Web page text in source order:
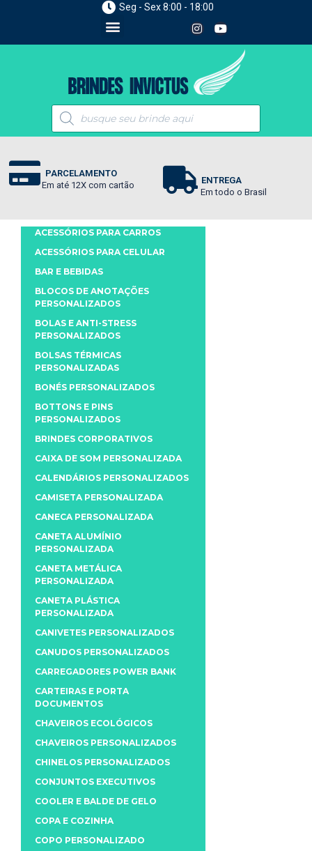
Seg - Sex 8:00 - 18:00
PARCELAMENTO
Em até 12X com cartão
ENTREGA
Em todo o Brasil
ACESSÓRIOS PARA CARROS
ACESSÓRIOS PARA CELULAR
BAR E BEBIDAS
BLOCOS DE ANOTAÇÕES
PERSONALIZADOS
BOLAS E ANTI-STRESS
PERSONALIZADOS
BOLSAS TÉRMICAS
PERSONALIZADAS
BONÉS PERSONALIZADOS
BOTTONS E PINS
PERSONALIZADOS
BRINDES CORPORATIVOS
CAIXA DE SOM PERSONALIZADA
CALENDÁRIOS PERSONALIZADOS
CAMISETA PERSONALIZADA
CANECA PERSONALIZADA
CANETA ALUMÍNIO
PERSONALIZADA
CANETA METÁLICA
PERSONALIZADA
CANETA PLÁSTICA
PERSONALIZADA
CANIVETES PERSONALIZADOS
CANUDOS PERSONALIZADOS
CARREGADORES POWER BANK
CARTEIRAS E PORTA
DOCUMENTOS
CHAVEIROS ECOLÓGICOS
CHAVEIROS PERSONALIZADOS
CHINELOS PERSONALIZADOS
CONJUNTOS EXECUTIVOS
COOLER E BALDE DE GELO
COPA E COZINHA
COPO PERSONALIZADO